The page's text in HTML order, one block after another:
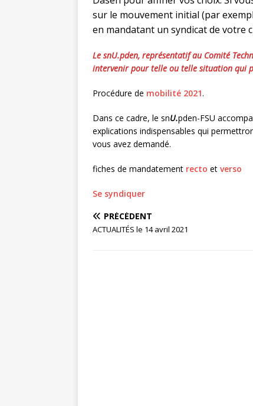
sur le mouvement initial (par
en mandatant un syndicat de votre
Le snU.pden, représentatif au Comité
intervenir pour telle ou telle situation qui
Procédure de mobilité 2021.
Dans ce cadre, le snU.pden-FSU
explications indispensables qui
vous avez demandé.
fiches de mandatement recto et verso
Se syndiquer
PRÉCÉDENT
ACTUALITÉS le 14 avril 2021